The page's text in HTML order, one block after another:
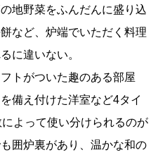
地野菜をふんだんに盛り込
など、炉端でいただく料理
に違いない。
トがついた趣のある部屋
備え付けた洋室など4タイ
よって使い分けられるのが
囲炉裏があり、温かな和の